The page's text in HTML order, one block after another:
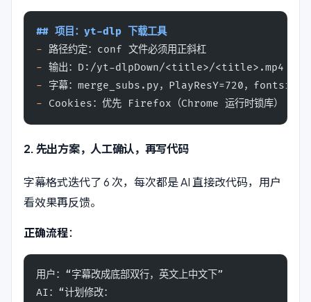
## 项目：yt-dlp 下载工具
- 路径约定：conf 文件必须用正斜杠
- 输出：D:/yt-dlpDown/<title>/<title>.mp4
- 字幕：merge_subs.py，PlayResY=720，
- Cookies：优先 Firefox（Chrome 运行时锁库）
2. 先出方案，人工确认，再写代码
字幕格式迭代了 6 次，每次都是 AI 直接改代码，用户
看效果再反馈。
正确流程：
用户：“字幕改成底部双行，英文上中文下”
AI：“计划修改：